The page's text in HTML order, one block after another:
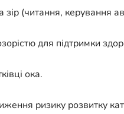
(читання, керування
для підтримки
ока.
ризику розвитку